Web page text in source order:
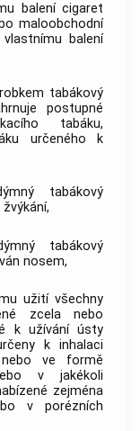
balení cigaret
maloobchodní
balení
tabákový
postupné
tabáku,
určeného k
tabákový
tabákový
nosem,
užitívšechny
zcela nebo
k užívání ústy
k inhalaci
ve formě
v jakékoli
zejména
v porézních